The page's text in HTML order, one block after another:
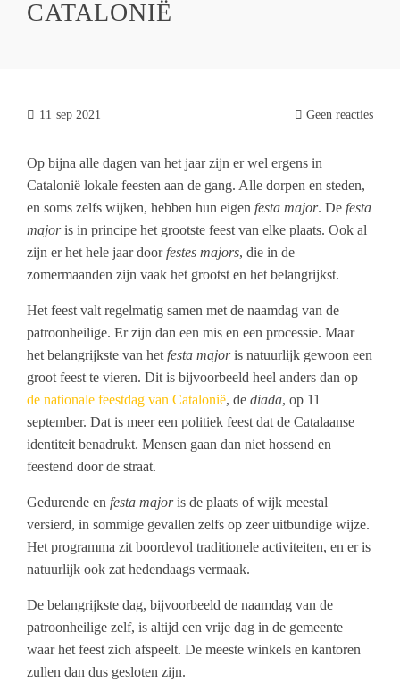
CATALONIË
11 sep 2021 Geen reacties
Op bijna alle dagen van het jaar zijn er wel ergens in
Catalonië lokale feesten aan de gang. Alle dorpen en steden,
en soms zelfs wijken, hebben hun eigen festa major. De festa
majoris in principe het grootste feest van elke plaats. Ook al
zijn er het hele jaar door festes majors, die in de
zomermaanden zijn vaak het grootst en het belangrijkst.
Het feest valt regelmatig samen met de naamdag van de
patroonheilige. Er zijn dan een mis en een processie. Maar
het belangrijkste van het festa majoris natuurlijk gewoon een
groot feest te vieren. Dit is bijvoorbeeld heel anders dan op
de nationale feestdag van Catalonië, de diada, op 11
september. Dat is meer een politiek feest dat de Catalaanse
identiteit benadrukt. Mensen gaan dan niet hossend en
feestend door de straat.
Gedurende en festa majoris de plaats of wijk meestal
versierd, in sommige gevallen zelfs op zeer uitbundige wijze.
Het programma zit boordevol traditionele activiteiten, en er is
natuurlijk ook zat hedendaags vermaak.
De belangrijkste dag, bijvoorbeeld de naamdag van de
patroonheilige zelf, is altijd een vrije dag in de gemeente
waar het feest zich afspeelt. De meeste winkels en kantoren
zullen dan dus gesloten zijn.